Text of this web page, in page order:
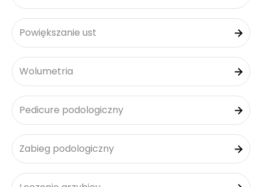
Powiększanie ust
Wolumetria
Pedicure podologiczny
Zabieg podologiczny